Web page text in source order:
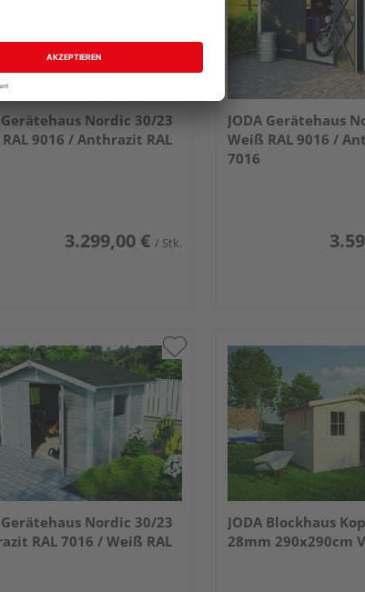
Gerätehaus Nordic 30/23
9016 / Anthrazit RAL
3.299,00 € / Stk.
JODA Gerätehaus
Weiß RAL 9016 /
7016
Gerätehaus Nordic 30/23
RAL 7016 / Weiß RAL
JODA Blockhaus
28mm 290x290cm